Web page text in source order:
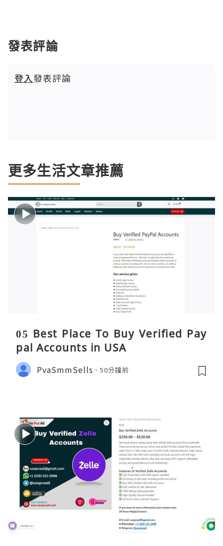
發表評論
登入發表評論
更多生活文章推薦
05 Best Place To Buy Verified Pay
pal Accounts in USA
PvaSmmSells 50分鐘前